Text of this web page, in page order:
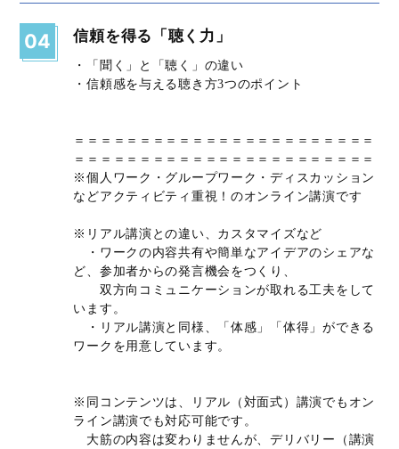
04 信頼を得る「聴く力」
・「聞く」と「聴く」の違い
・信頼感を与える聴き方3つのポイント
＝＝＝＝＝＝＝＝＝＝＝＝＝＝＝＝＝＝＝＝＝＝＝
＝＝＝＝＝＝＝＝＝＝＝＝＝＝＝＝＝＝＝＝＝＝＝
※個人ワーク・グループワーク・ディスカッション
などアクティビティ重視！のオンライン講演です
※リアル講演との違い、カスタマイズなど
・ワークの内容共有や簡単なアイデアのシェアな
ど、参加者からの発言機会をつくり、
双方向コミュニケーションが取れる工夫をして
います。
・リアル講演と同様、「体感」「体得」ができる
ワークを用意しています。
※同コンテンツは、リアル（対面式）講演でもオン
ライン講演でも対応可能です。
大筋の内容は変わりませんが、デリバリー（講演